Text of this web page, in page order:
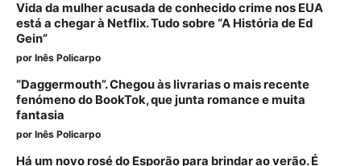
Vida da mulher acusada de conhecido crime nos EUA
está a chegar à Netflix. Tudo sobre “A História de Ed
Gein”
por Inês Policarpo
“Daggermouth”. Chegou às livrarias o mais recente
fenómeno do BookTok, que junta romance e muita
fantasia
por Inês Policarpo
Há um novo rosé do Esporão para brindar ao verão. É